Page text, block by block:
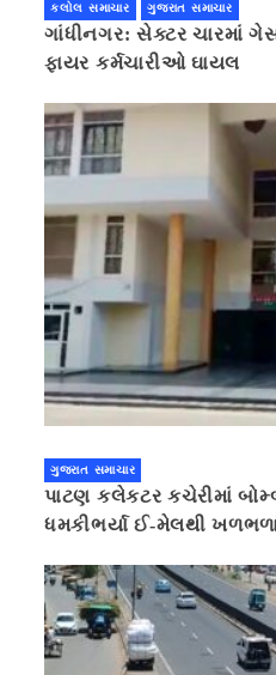
કલોલ સમાચાર ગુજરાત સમાચાર
ગાંધીનગર: સેક્ટર ચારમાં ગેસ
ફાયર કર્મચારીઓ ઘાયલ
ગુજરાત સમાચાર
પાટણ કલેકટર કચેરીમાં
ધમકીભર્યા ઈ-મેલથી